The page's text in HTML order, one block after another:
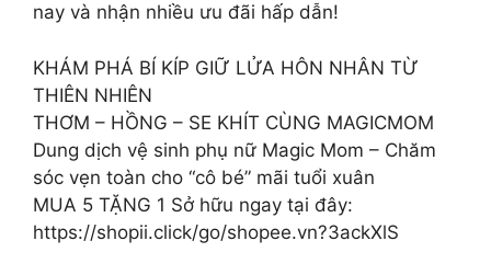
nay và nhận nhiều ưu đãi hấp dẫn!
KHÁM PHÁ BÍ KÍP GIỮ LỬA HÔN NHÂN TỪ
THIÊN NHIÊN
THƠM – HỒNG – SE KHÍT CÙNG MAGICMOM
Dung dịch vệ sinh phụ nữ Magic Mom – Chăm
sóc vẹn toàn cho “cô bé” mãi tuổi xuân
MUA 5 TẶNG 1 Sở hữu ngay tại đây:
https://shopii.click/go/shopee.vn?3ackXlS